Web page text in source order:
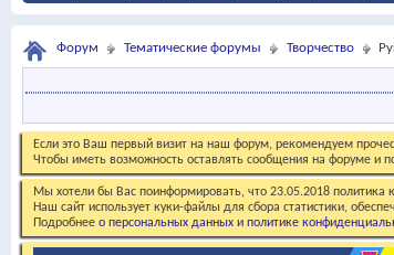
Форум Тематические форумы Творчество
Если это Ваш первый визит на наш форум, рекомендуем
Чтобы иметь возможность оставлять сообщения на форуме и
Мы хотели бы Вас поинформировать, что 23.05.2018 политика
Наш сайт использует куки-файлы для сбора статистики,
Подробнее о персональных данных и политике